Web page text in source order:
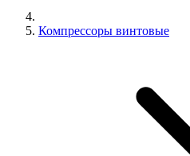
Компрессоры винтовые